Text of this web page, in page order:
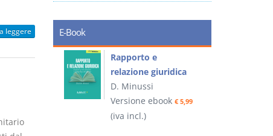
leggere E-Book
e
Rapporto e
relazione giuridica
D. Minussi
Versione ebook € 5,99
(iva incl.)